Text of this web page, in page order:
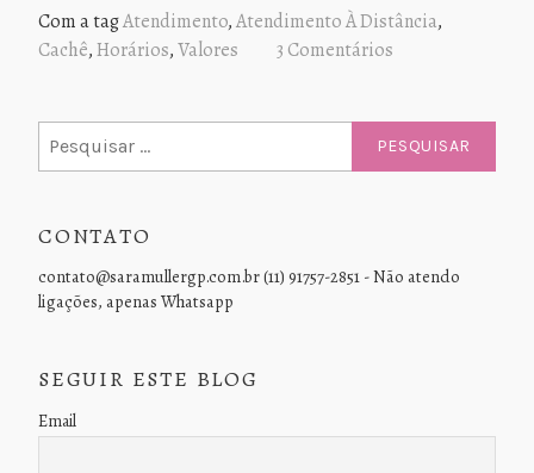
Com a tagAtendimento,Atendimento À Distância,
Cachê,Horários,Valores 3 Comentários
por:
CONTATO
contato@saramullergp.com.br (11) 91757-2851 - Não atendo
ligações, apenas Whatsapp
SEGUIR ESTE BLOG
Email